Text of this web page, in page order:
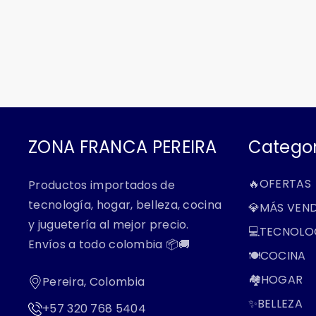
ZONA FRANCA PEREIRA
Productos importados de
tecnología, hogar, belleza, cocina
y juguetería al mejor precio.
Envíos a todo colombia 📦🚚
Pereira, Colombia
+57 320 768 5404
🔥OFERTAS
💎MÁS
🍽️COCINA
🏘️HOGAR
✨BELLEZA